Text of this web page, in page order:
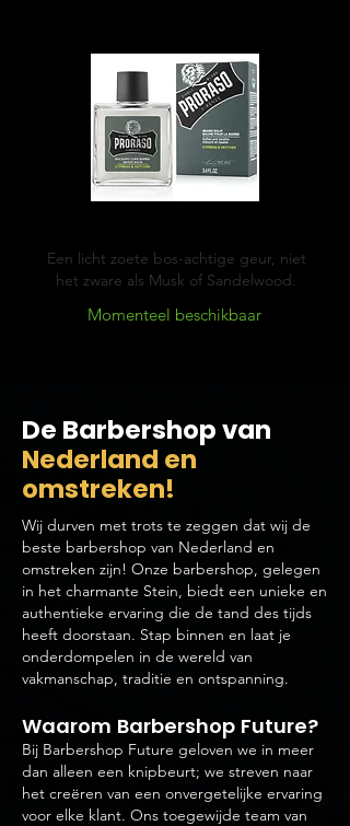
Een licht zoete bos-achtige geur, niet
het zware als Musk of Sandelwood.
Momenteel beschikbaar
De Barbershop van
Nederland en
omstreken!
Wij durven met trots te zeggen dat wij de
beste barbershop van Nederland en
omstreken zijn! Onze barbershop, gelegen
in het charmante Stein, biedt een unieke en
authentieke ervaring die de tand des tijds
heeft doorstaan. Stap binnen en laat je
onderdompelen in de wereld van
vakmanschap, traditie en ontspanning.
Waarom Barbershop Future?
Bij Barbershop Future geloven we in meer
dan alleen een knipbeurt; we streven naar
het creëren van een onvergetelijke ervaring
voor elke klant. Ons toegewijde team van